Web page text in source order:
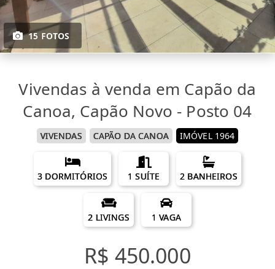
15 FOTOS
Vivendas à venda em Capão da
Canoa, Capão Novo - Posto 04
VIVENDAS CAPÃO DA CANOA IMÓVEL 1964
3 DORMITÓRIOS 1 SUÍTE 2 BANHEIROS
2 LIVINGS 1 VAGA
R$ 450.000